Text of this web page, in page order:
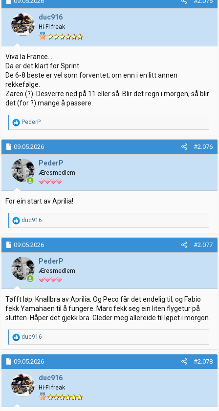
s
j
o
n
e
r
:
duc916
Hi-Fi freak
Viva la France...
Da er det klart for Sprint.
De 6-8 beste er vel som forventet, om enn i en litt annen
rekkefølge.
Zarco (?). Desverre ned på 11 eller så. Blir det regn i morgen, så blir
det (for ?) mange å passere.
R
e
a
k
s
j
o
n
e
r
:
PederP
09.05.2026 #2.076
PederP
Æresmedlem
For ein start av Aprilia!
R
e
a
k
s
j
o
n
e
r
:
duc916
09.05.2026 #2.077
PederP
Æresmedlem
Tøfft løp. Knallbra av Aprilia. Og Peco får det endelig til, og Fabio
fekk Yamahaen til å fungere. Marc fekk seg ein liten flygetur på
slutten. Håper det gjekk bra. Gleder meg allereide til løpet i morgon.
R
e
a
k
s
j
o
n
e
r
duc916
09.05.2026 #2.078
duc916
Hi-Fi freak